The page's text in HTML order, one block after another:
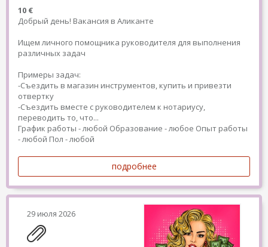
10 €
Добрый день! Вакансия в Аликанте
Ищем личного помощника руководителя для выполнения
различных задач
Примеры задач:
-Съездить в магазин инструментов, купить и привезти
отвертку
-Съездить вместе с руководителем к нотариусу,
переводить то, что...
График работы - любой Образование - любое Опыт работы
- любой Пол - любой
подробнее
29 июля 2026